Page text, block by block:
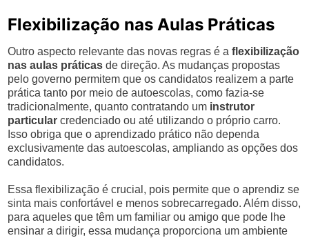
Flexibilização nas Aulas Práticas
Outro aspecto relevante das novas regras é aflexibilização
nas aulas práticas de direção. As mudanças propostas
pelo governo permitem que os candidatos realizem a parte
prática tanto por meio de autoescolas, como fazia-se
tradicionalmente, quanto contratando um instrutor
particular credenciado ou até utilizando o próprio carro.
Isso obriga que o aprendizado prático não dependa
exclusivamente das autoescolas, ampliando as opções dos
candidatos.
Essa flexibilização é crucial, pois permite que o aprendiz se
sinta mais confortável e menos sobrecarregado. Além disso,
para aqueles que têm um familiar ou amigo que pode lhe
ensinar a dirigir, essa mudança proporciona um ambiente